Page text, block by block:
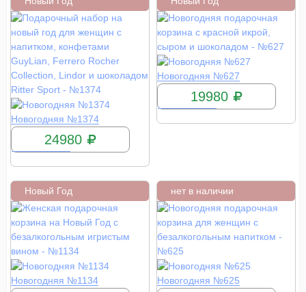
Новогодняя №1374
КУПИТЬ
24980
Новогодняя №627
КУПИТЬ
19980
Новый Год
Новогодняя №1134
КУПИТЬ
нет в наличии
Новогодняя №625
КУПИТЬ